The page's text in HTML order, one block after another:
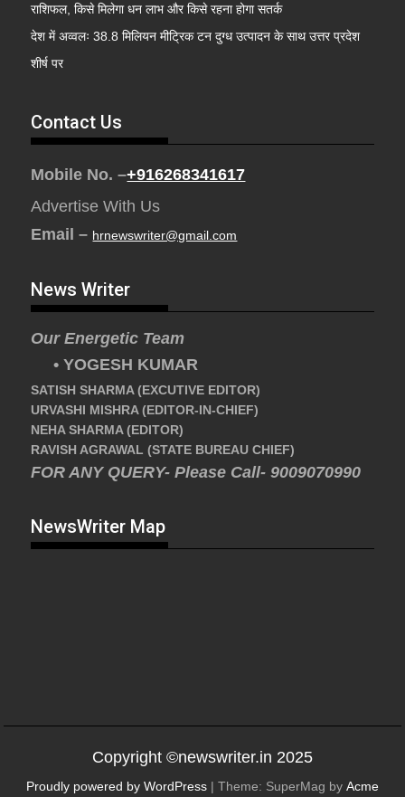
राशिफल, किसे मिलेगा धन लाभ और किसे रहना होगा सतर्क
देश में अव्वलः 38.8 मिलियन मीट्रिक टन दुग्ध उत्पादन के साथ उत्तर प्रदेश
शीर्ष पर
Contact Us
Mobile No. –+916268341617
Advertise With Us
Email – hrnewswriter@gmail.com
News Writer
Our Energetic Team
• YOGESH KUMAR
SATISH SHARMA (EXCUTIVE EDITOR)
URVASHI MISHRA (EDITOR-IN-CHIEF)
NEHA SHARMA (EDITOR)
RAVISH AGRAWAL (STATE BUREAU CHIEF)
FOR ANY QUERY- Please Call- 9009070990
NewsWriter Map
Copyright ©newswriter.in 2025
Proudly powered by WordPress | Theme: SuperMag by Acme